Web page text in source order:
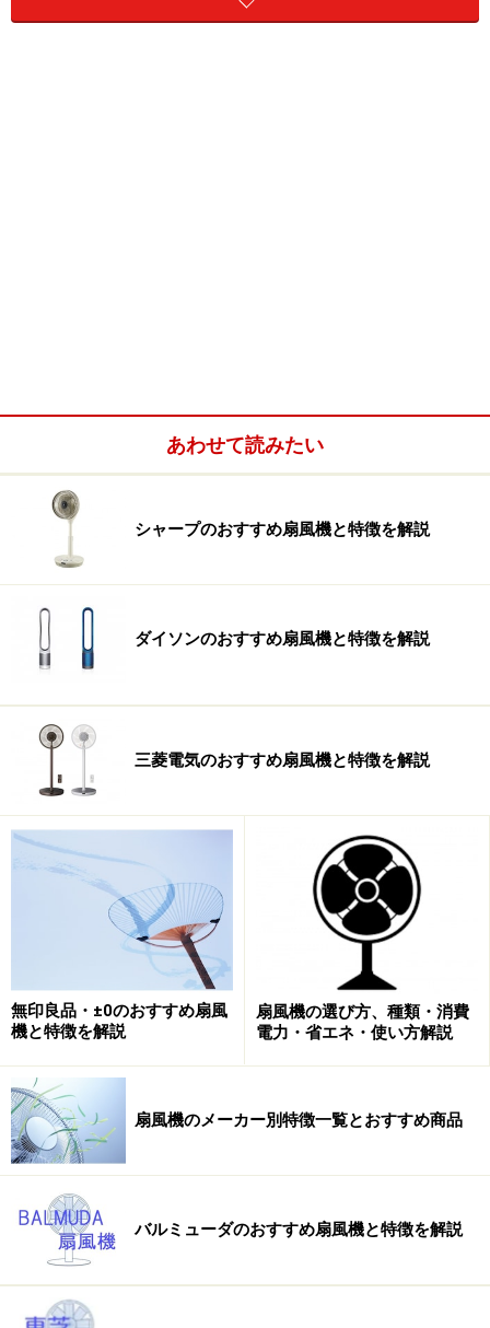
円以上の価格帯になると省エネ性能が高いDCモーター搭
・dyson：扇風機のトレンドリーダー
バルミューダ：超省エネDCタイプの先駆者
・東芝：高級扇風機からお手頃タイプまで網羅
SHARP：プラズマクラスター搭載と個性で勝負
パナソニック：個性派からスタンダードまで幅広いラ
インナップ
効果で人気
・三菱電機：静音性と涼風+空気循環の2Wayタイプがウ
ツインバード・山善・シロカ・アイリス他：お手頃価
格の中堅メーカー
・無印良品・±0：シンプルデザインが人気
※記事内容は執筆時点のものです。最新の内容をご確認くださ
【編集部おすすめの購入サイト】
Amazonで人気の扇風機をチェック！
あわせて読みたい
シャープのおすすめ扇風機と特徴を解説
ダイソンのおすすめ扇風機と特徴を解説
三菱電気のおすすめ扇風機と特徴を解説
無印良品・±0のおすすめ扇風
機と特徴を解説
扇風機の選び方、種類・消費
電力・省エネ・使い方解説
扇風機のメーカー別特徴一覧とおすすめ商品
バルミューダのおすすめ扇風機と特徴を解説